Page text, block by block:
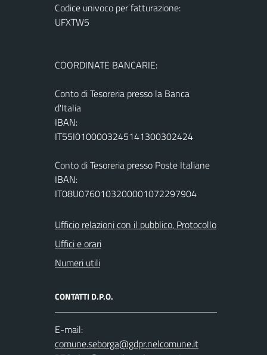
Codice univoco per fatturazione:
UFXTW5
COORDINATE BANCARIE:
Conto di Tesoreria presso la Banca
d'Italia
IBAN:
IT55I0100003245141300302424
Conto di Tesoreria presso Poste Italiane
IBAN:
IT08U0760103200001072297904
Ufficio relazioni con il pubblico, Protocollo
Uffici e orari
Numeri utili
CONTATTI D.P.O.
E-mail: